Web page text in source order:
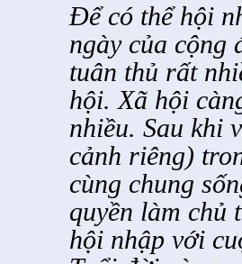
Để có thể hội
ngày của cộng
tuân thủ rất
hội. Xã hội
nhiều. Sau khi
cảnh riêng)
cùng chung
quyền làm chủ
hội nhập với